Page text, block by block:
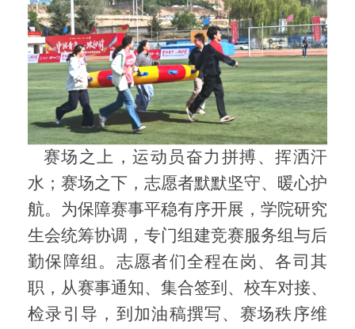
赛场之上，运动员奋力拼搏、挥洒汗
水；赛场之下，志愿者默默坚守、暖心护
航。为保障赛事平稳有序开展，学院研究
生会统筹协调，专门组建竞赛服务组与后
勤保障组。志愿者们全程在岗、各司其
职，从赛事通知、集合签到、校车对接、
检录引导，到加油稿撰写、赛场秩序维